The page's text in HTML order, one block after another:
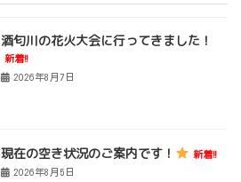
酒匂川の花火大会に行ってきました！
新着!!
2026年8月7日
現在の空き状況のご案内です！ 新着!!
2026年8月5日